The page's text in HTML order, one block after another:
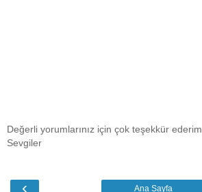
Değerli yorumlarınız için çok teşekkür ederim.
Sevgiler
‹ Ana Sayfa